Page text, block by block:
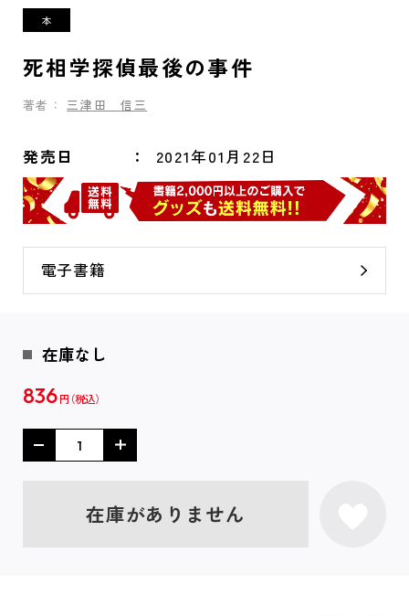
死相学探偵最後の事件
著者： 三津田 信三
発売日 2021年01月22日
電子書籍
在庫なし
836 円
在庫がありません